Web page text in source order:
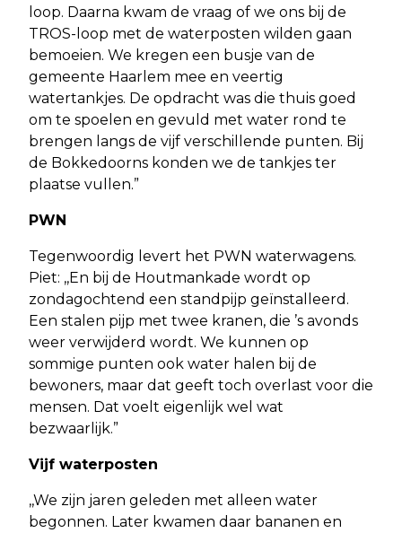
loop. Daarna kwam de vraag of we ons bij de
TROS-loop met de waterposten wilden gaan
bemoeien. We kregen een busje van de
gemeente Haarlem mee en veertig
watertankjes. De opdracht was die thuis goed
om te spoelen en gevuld met water rond te
brengen langs de vijf verschillende punten. Bij
de Bokkedoorns konden we de tankjes ter
plaatse vullen.”
PWN
Tegenwoordig levert het PWN waterwagens.
Piet: ,,En bij de Houtmankade wordt op
zondagochtend een standpijp geïnstalleerd.
Een stalen pijp met twee kranen, die ’s avonds
weer verwijderd wordt. We kunnen op
sommige punten ook water halen bij de
bewoners, maar dat geeft toch overlast voor die
mensen. Dat voelt eigenlijk wel wat
bezwaarlijk.”
Vijf waterposten
,,We zijn jaren geleden met alleen water
begonnen. Later kwamen daar bananen en